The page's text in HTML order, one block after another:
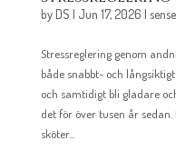
byDS | Jun 17, 2026 |
Stressreglering genom
både snabbt- och
och samtidigt bli gladare
det för över tusen år
sköter...